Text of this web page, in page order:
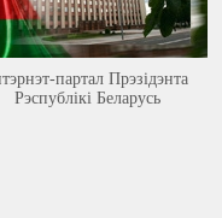
партал Прэзідэнта
Рэспублікі Беларусь